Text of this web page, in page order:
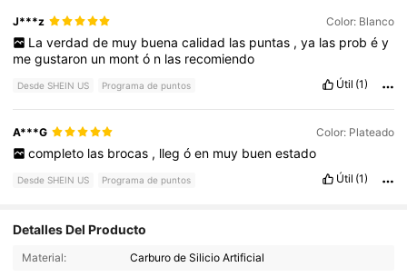
J***z Color: Blanco
La verdad de muy buena calidad las puntas , ya las prob é y
megustaron un montó n las recomiendo
Desde SHEIN US Programa de puntos Útil (1)
A***G Color: Plateado
completo las brocas , lleg ó en muy buen estado
Desde SHEIN US Programa de puntos Útil (1)
Detalles Del Producto
Material: Carburo de Silicio Artificial
4.92 4.9K Seguidores